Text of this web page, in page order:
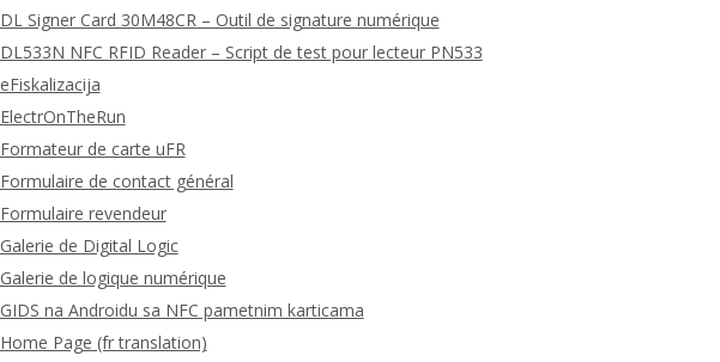
DL Signer Card 30M48CR – Outil de signature numérique
DL533N NFC RFID Reader – Script de test pour lecteur PN533
eFiskalizacija
ElectrOnTheRun
Formateur de carte uFR
Formulaire de contact général
Formulaire revendeur
Galerie de Digital Logic
Galerie de logique numérique
GIDS na Androidu sa NFC pametnim karticama
Home Page (fr translation)